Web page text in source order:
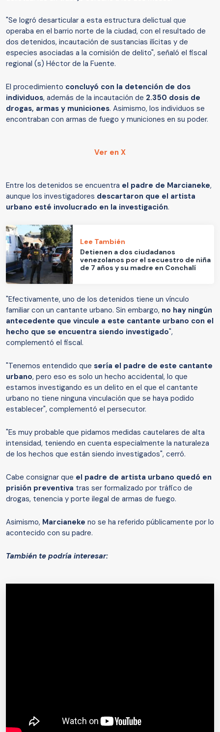
"Se logró desarticular a esta estructura delictual que
operaba en el barrio norte de la ciudad, con el resultado de
dos detenidos, incautación de sustancias ilícitas y de
especies asociadas a la comisión de delito", señaló el fiscal
regional (s) Héctor de la Fuente.
El procedimiento concluyó con la detención de dos
individuos, además de la incautación de 2.350 dosis de
drogas, armas y municiones. Asimismo, los individuos se
encontraban con armas de fuego y municiones en su poder.
Ver en X
Entre los detenidos se encuentra el padre de Marcianeke,
aunque los investigadores descartaron que el artista
urbano esté involucrado en la investigación.
Lee También
Detienen a dos ciudadanos
venezolanos por el secuestro de niña
de 7 años y su madre en Conchalí
"Efectivamente, uno de los detenidos tiene un vínculo
familiar con un cantante urbano. Sin embargo, no hay ningún
antecedente que vincule a este cantante urbano con el
hecho que se encuentra siendo investigado",
complementó el fiscal.
"Tenemos entendido que sería el padre de este cantante
urbano, pero eso es solo un hecho accidental, lo que
estamos investigando es un delito en el que el cantante
urbano no tiene ninguna vinculación que se haya podido
establecer", complementó el persecutor.
"Es muy probable que pidamos medidas cautelares de alta
intensidad, teniendo en cuenta especialmente la naturaleza
de los hechos que están siendo investigados", cerró.
Cabe consignar que el padre de artista urbano quedó en
prisión preventiva tras ser formalizado por tráfico de
drogas, tenencia y porte ilegal de armas de fuego.
Asimismo, Marcianeke no se ha referido públicamente por lo
acontecido con su padre.
También te podría interesar: